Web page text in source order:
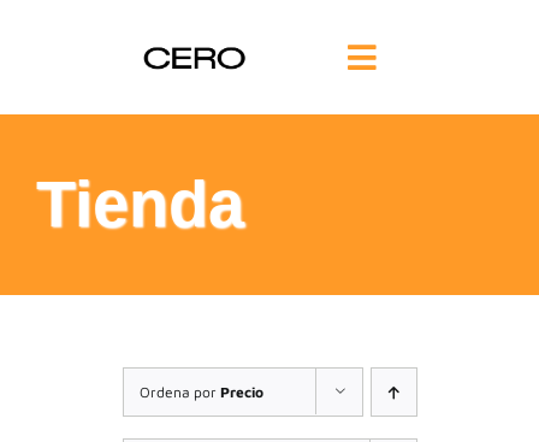
Toggle
Navigation
FILOSOFÍA
TE AYUDAMOS
FORMACIÓN
Tienda
Ordena por Precio